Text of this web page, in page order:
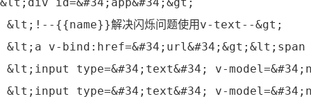
&lt;!‐‐{{name}}解决闪烁问题使用v‐text‐‐&gt;
&lt;a
&lt;input type=&#34;text&#34;
&lt;input type=&#34;text&#34;